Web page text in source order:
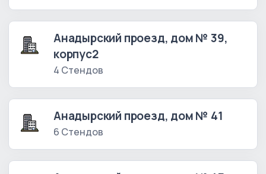
Анадырский проезд, дом № 39,
корпус2
4 Стендов
Анадырский проезд, дом № 41
6 Стендов